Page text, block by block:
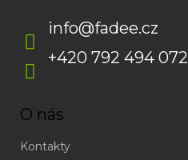
info@fadee.cz
+420 792 494 072
O nás
Kontakty